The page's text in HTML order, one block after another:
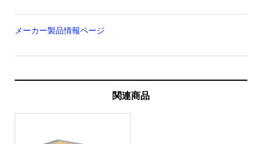
メーカー製品情報ページ
関連商品